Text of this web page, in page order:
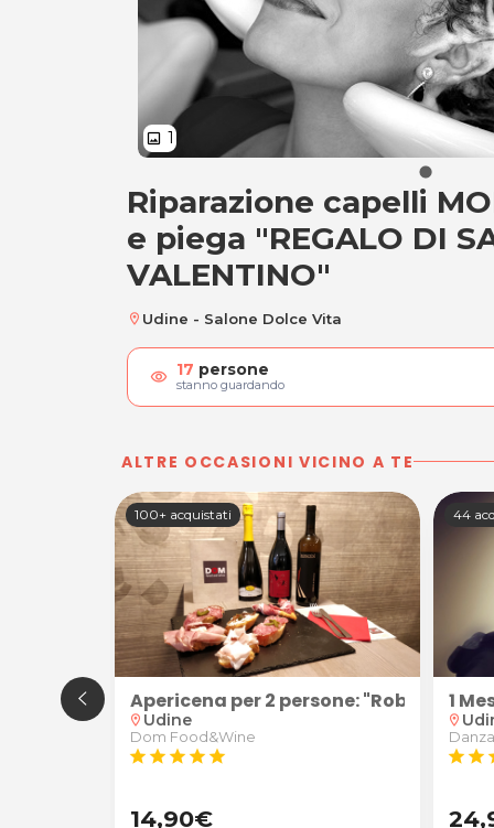
image 1
Riparazione capelli
Riparazione capelli
e piega "REGALO DI
VALENTINO"
location_on Udine - Salone Dolce Vita
visibility 17 persone
stanno guardando
ALTRE OCCASIONI VICINO A TE
100+ acquistati
Apericena per 2 persone: "Robusto"
location_on Udine
Dom Food&Wine
star star star star star
14,90€
44
1
location_on
star star